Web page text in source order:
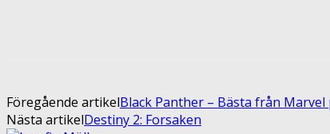
Föregående artikelBlack Panther – Bästa från Marvel
Nästa artikelDestiny 2: Forsaken